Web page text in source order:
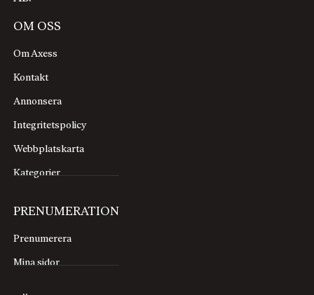
OM OSS
Om Axess
Kontakt
Annonsera
Integritetspolicy
Webbplatskarta
Kategorier
PRENUMERATION
Prenumerera
Mina sidor